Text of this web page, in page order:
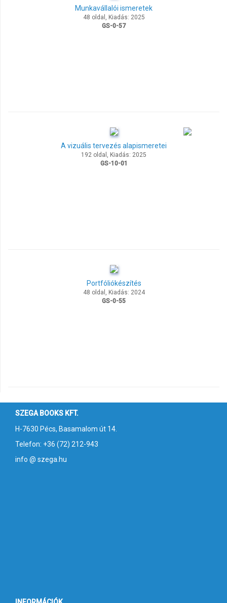
Munkavállalói ismeretek
48 oldal, Kiadás: 2025
GS-0-57
A vizuális tervezés alapismeretei
192 oldal, Kiadás: 2025
GS-10-01
Portfóliókészítés
48 oldal, Kiadás: 2024
GS-0-55
SZEGA BOOKS KFT.
H-7630 Pécs, Basamalom út 14.
Telefon: +36 (72) 212-943
info @ szega.hu